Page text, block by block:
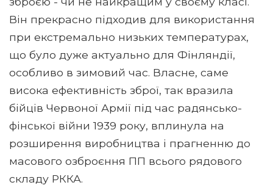
Він прекрасно підходив для використання
при екстремально низьких температурах,
що було дуже актуально для Фінляндії,
особливо в зимовий час. Власне, саме
висока ефективність зброї, так вразила
бійців Червоної Армії під час радянсько-
фінської війни 1939 року, вплинула на
розширення виробництва і прагненню до
масового озброєння ПП всього рядового
складу РККА.